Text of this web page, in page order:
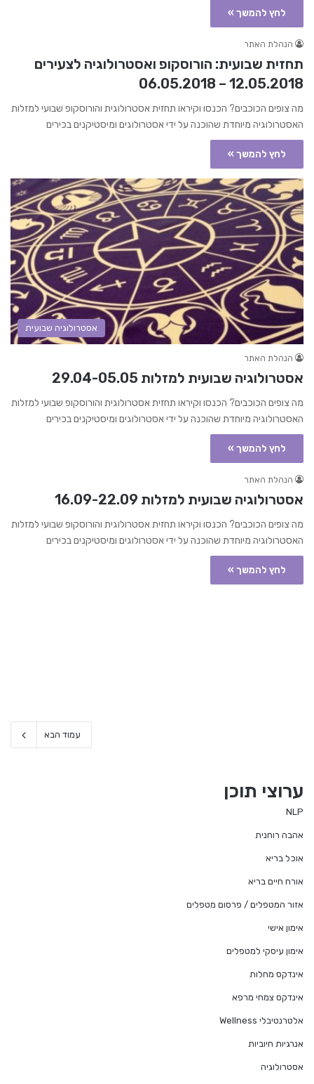
לחץ להמשך »
הנהלת האתר
תחזית שבועית: הורוסקופ ואסטרולוגיה לצעירים
12.05.2018 – 06.05.2018
מה צופים הכוכבים? הכנסו וקיראו תחזית אסטרולוגית והורוסקופ שבועי למזלות
האסטרולוגיה מיוחדת שהוכנה על ידי אסטרולוגים ומיסטיקנים בכירים
לחץ להמשך »
אסטרולוגיה שבועית
הנהלת האתר
אסטרולוגיה שבועית למזלות 29.04-05.05
מה צופים הכוכבים? הכנסו וקיראו תחזית אסטרולוגית והורוסקופ שבועי למזלות
האסטרולוגיה מיוחדת שהוכנה על ידי אסטרולוגים ומיסטיקנים בכירים
לחץ להמשך »
הנהלת האתר
אסטרולוגיה שבועית למזלות 16.09-22.09
מה צופים הכוכבים? הכנסו וקיראו תחזית אסטרולוגית והורוסקופ שבועי למזלות
האסטרולוגיה מיוחדת שהוכנה על ידי אסטרולוגים ומיסטיקנים בכירים
לחץ להמשך »
עמוד הבא
ערוצי תוכן
NLP
אהבה רוחנית
אוכל בריא
אורח חיים בריא
אזור המטפלים / פרסום מטפלים
אימון אישי
אימון עיסקי למטפלים
אינדקס מחלות
אינדקס צמחי מרפא
אלטרנטיבלי Wellness
אנרגיות חיוביות
אסטרולוגיה